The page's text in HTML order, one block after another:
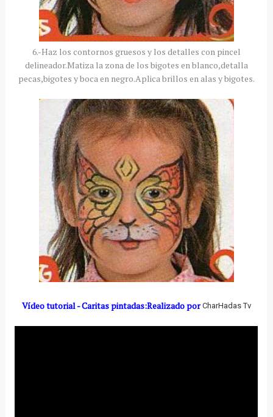
6.-Haz los contornos gruesos y los detalles con pincel
delineador.Matiza la zona de los bigotes en blanco,detalla
pecas,bigotes y boca en negro.Aplica brillos en alas y bigotes.
Vídeo tutorial - Caritas pintadas:Realizado porCharHadas Tv